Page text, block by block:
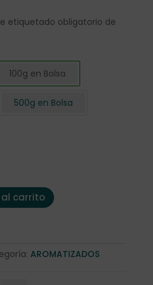
etiquetado obligatorio de
100g en Bolsa
500g en Bolsa
BIO 100 gr. bolsa cantidad
carrito
AROMATIZADOS